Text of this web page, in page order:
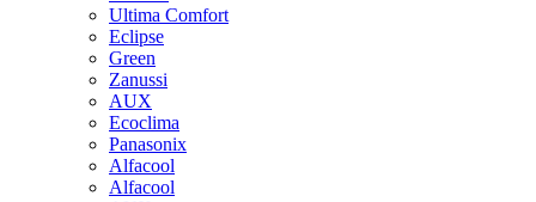
Ultima Comfort
Eclipse
Green
Zanussi
AUX
Ecoclima
Panasonix
Alfacool
Alfacool